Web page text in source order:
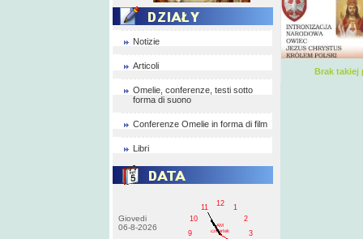
Notizie
Articoli
Omelie, conferenze, testi sotto
forma di suono
Conferenze Omelie in forma di film
Libri
Giovedi
06-8-2026
1
2
3
9
10
11
12
AM
czwartek
Brak takiej